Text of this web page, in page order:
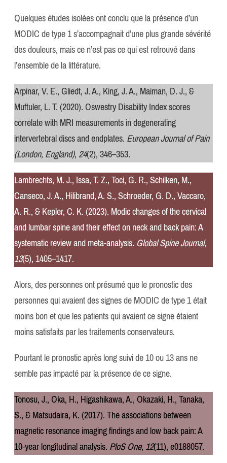
Quelques études isolées ont conclu que la présence d’un
MODIC de type 1 s’accompagnait d’une plus grande sévérité
des douleurs, mais ce n’est pas ce qui est retrouvé dans
l’ensemble de la littérature.
Arpinar, V. E., Gliedt, J. A., King, J. A., Maiman, D. J., &
Muftuler, L. T. (2020). Oswestry Disability Index scores
correlate with MRI measurements in degenerating
intervertebral discs and endplates.European Journal of Pain
(London, England),24(2), 346–353.
Lambrechts, M. J., Issa, T. Z., Toci, G. R., Schilken, M.,
Canseco, J. A., Hilibrand, A. S., Schroeder, G. D., Vaccaro,
A. R., & Kepler, C. K. (2023). Modic changes of the cervical
and lumbar spine and their effect on neck and back pain: A
systematic review and meta-analysis. Global Spine Journal,
13(5), 1405–1417.
Alors, des personnes ont présumé que le pronostic des
personnes qui avaient des signes de MODIC de type 1 était
moins bon et que les patients qui avaient ce signe étaient
moins satisfaits par les traitements conservateurs.
Pourtant le pronostic après long suivi de 10 ou 13 ans ne
semble pas impacté par la présence de ce signe.
Tonosu, J., Oka, H., Higashikawa, A., Okazaki, H., Tanaka,
S., & Matsudaira, K. (2017). The associations between
magnetic resonance imaging findings and low back pain: A
10-year longitudinal analysis.PloS One,12(11), e0188057.